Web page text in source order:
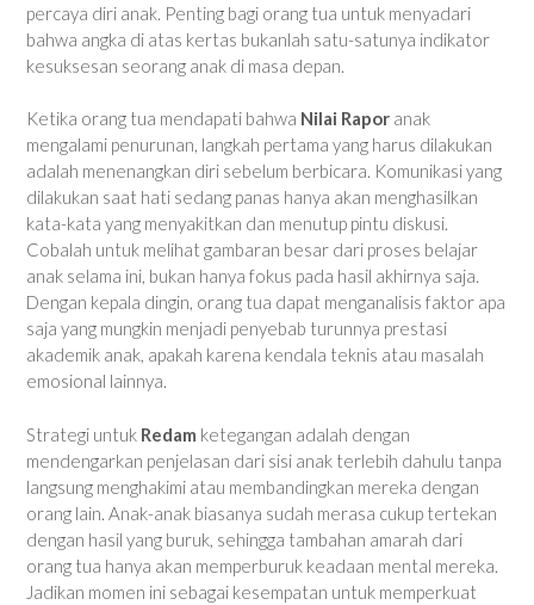
percaya diri anak. Penting bagi orang tua untuk menyadari
bahwa angka di atas kertas bukanlah satu-satunya indikator
kesuksesan seorang anak di masa depan.
Ketika orang tua mendapati bahwa Nilai Rapor anak
mengalami penurunan, langkah pertama yang harus dilakukan
adalah menenangkan diri sebelum berbicara. Komunikasi yang
dilakukan saat hati sedang panas hanya akan menghasilkan
kata-kata yang menyakitkan dan menutup pintu diskusi.
Cobalah untuk melihat gambaran besar dari proses belajar
anak selama ini, bukan hanya fokus pada hasil akhirnya saja.
Dengan kepala dingin, orang tua dapat menganalisis faktor apa
saja yang mungkin menjadi penyebab turunnya prestasi
akademik anak, apakah karena kendala teknis atau masalah
emosional lainnya.
Strategi untuk Redam ketegangan adalah dengan
mendengarkan penjelasan dari sisi anak terlebih dahulu tanpa
langsung menghakimi atau membandingkan mereka dengan
orang lain. Anak-anak biasanya sudah merasa cukup tertekan
dengan hasil yang buruk, sehingga tambahan amarah dari
orang tua hanya akan memperburuk keadaan mental mereka.
Jadikan momen ini sebagai kesempatan untuk memperkuat